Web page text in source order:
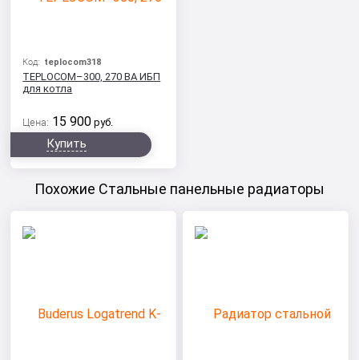
Код: teplocom318
TEPLOCOM–300, 270 ВА ИБП
для котла
Цена: 15 900 руб.
Купить
Похожие Стальные панельные радиаторы